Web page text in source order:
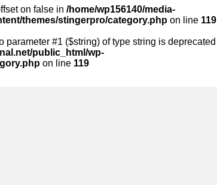
on false in /home/wp156140/media-
themes/stingerpro/category.php on line 119
parameter #1 ($string) of type string is deprecated
public_html/wp-
on line 119